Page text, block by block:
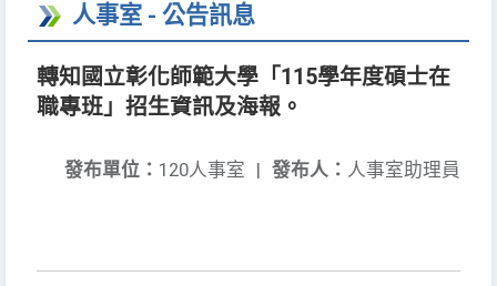
人事室 - 公告訊息
轉知國立彰化師範大學「115學年度碩士在
職專班」招生資訊及海報。
發布人： 人事室助理員
發布單位： 120人事室 |